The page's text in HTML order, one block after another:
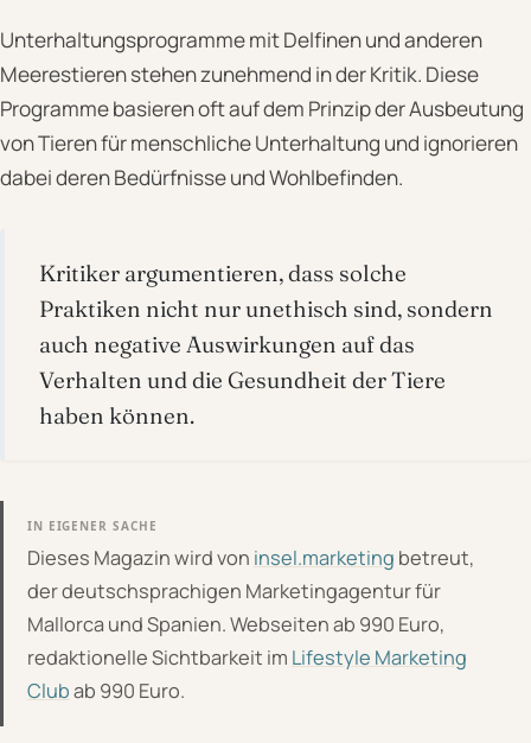
Unterhaltungsprogramme mit Delfinen und anderen
Meerestieren stehen zunehmend in der Kritik. Diese
Programme basieren oft auf dem Prinzip der Ausbeutung
von Tieren für menschliche Unterhaltung und ignorieren
dabei deren Bedürfnisse und Wohlbefinden.
Kritiker argumentieren, dass solche
Praktiken nicht nur unethisch sind, sondern
auch negative Auswirkungen auf das
Verhalten und die Gesundheit der Tiere
haben können.
IN EIGENER SACHE
Dieses Magazin wird von insel.marketing betreut,
der deutschsprachigen Marketingagentur für
Mallorca und Spanien. Webseiten ab 990 Euro,
redaktionelle Sichtbarkeit im Lifestyle Marketing
Clubab 990 Euro.